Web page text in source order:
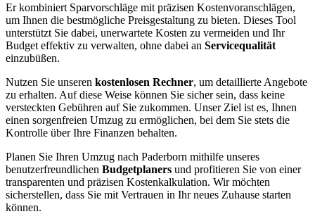
Er kombiniert Sparvorschläge mit präzisen Kostenvoranschlägen,
um Ihnen die bestmögliche Preisgestaltung zu bieten. Dieses Tool
unterstützt Sie dabei, unerwartete Kosten zu vermeiden und Ihr
Budget effektiv zu verwalten, ohne dabei an Servicequalität
einzubüßen.
Nutzen Sie unseren kostenlosen Rechner, um detaillierte Angebote
zu erhalten. Auf diese Weise können Sie sicher sein, dass keine
versteckten Gebühren auf Sie zukommen. Unser Ziel ist es, Ihnen
einen sorgenfreien Umzug zu ermöglichen, bei dem Sie stets die
Kontrolle über Ihre Finanzen behalten.
Planen Sie Ihren Umzug nach Paderborn mithilfe unseres
benutzerfreundlichen Budgetplaners und profitieren Sie von einer
transparenten und präzisen Kostenkalkulation. Wir möchten
sicherstellen, dass Sie mit Vertrauen in Ihr neues Zuhause starten
können.